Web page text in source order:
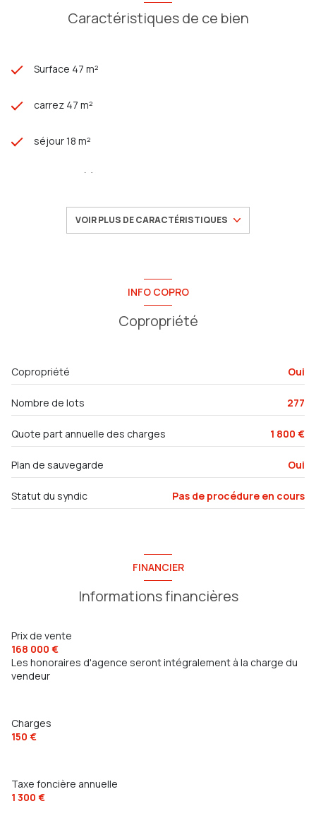
Caractéristiques de ce bien
Surface 47 m²
carrez 47 m²
séjour 18 m²
1 chambre(s)
Chauffage individuel : convecteur (climatisation)
1 niveau(x)
3ème étage
6 étage(s)
visiophone
interphone
VOIR PLUS DE CARACTÉRISTIQUES
INFO COPRO
Copropriété
Copropriété Oui
Nombre de lots 277
Quote part annuelle des charges 1 800 €
Plan de sauvegarde Oui
Statut du syndic Pas de procédure en cours
FINANCIER
Informations financières
Prix de vente
168 000 €
Les honoraires d'agence seront intégralement à la charge du
vendeur
Charges
150 €
Taxe foncière annuelle
1 300 €